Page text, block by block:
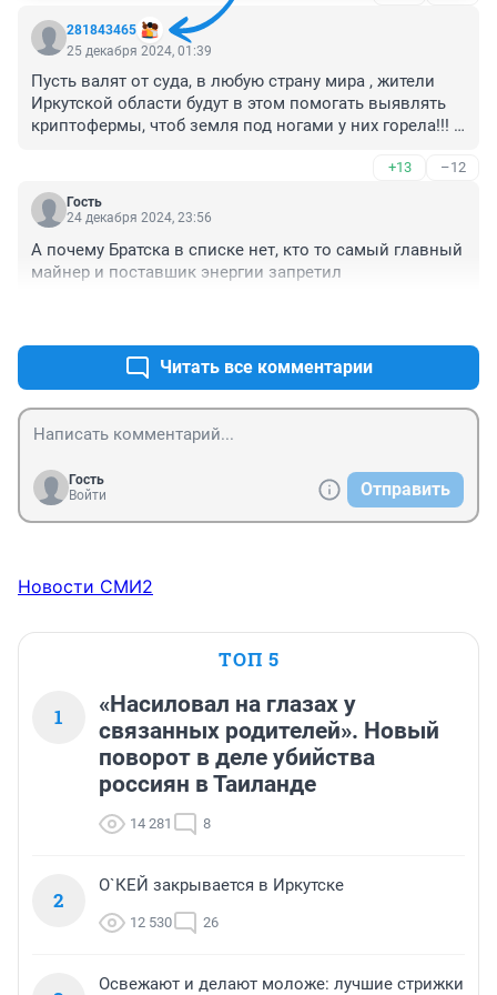
людям от майнеров, абсолютно не какой. Идите
работайте товарищи манеры на нормальную работу, а
государству надо в жёсткие рамки это все взять,
уголовной ответственностью и рублем наказывать,
тогда и майнеров не будет. В то только жители
области в этого ограничили , как всегда в общем.
281843465
25 декабря 2024, 01:39
Пусть валят от суда, в любую страну мира , жители
Иркутской области будут в этом помогать выявлять
криптофермы, чтоб земля под ногами у них горела!!!
+13 –12
Гость
24 декабря 2024, 23:56
А почему Братска в списке нет, кто то самый главный
майнер и поставшик энергии запретил
Читать все комментарии
Гость
Войти
Отправить
Новости СМИ2
ТОП 5
1
«Насиловал на глазах у
связанных родителей». Новый
поворот в деле убийства
россиян в Таиланде
14 281 8
2
О`КЕЙ закрывается в Иркутске
12 530 26
Освежают и делают моложе: лучшие стрижки